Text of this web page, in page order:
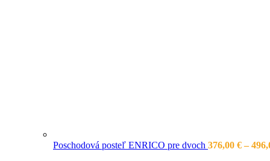
Poschodová posteľ ENRICO pre dvoch 376,00 € –